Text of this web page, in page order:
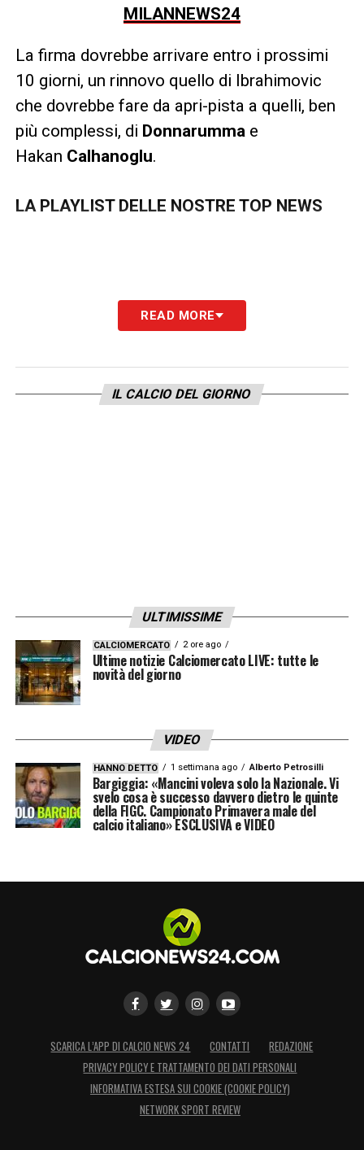
MILANNEWS24
La firma dovrebbe arrivare entro i prossimi
10 giorni, un rinnovo quello di Ibrahimovic
che dovrebbe fare da apri-pista a quelli, ben
più complessi, di Donnarummae
Hakan Calhanoglu.
LA PLAYLIST DELLE NOSTRE TOP NEWS
READ MORE
IL CALCIO DEL GIORNO
ULTIMISSIME
CALCIOMERCATO 2 ore ago
Ultime notizie Calciomercato LIVE: tutte le
novità del giorno
VIDEO
HANNO DETTO 1 settimana ago Alberto Petrosilli
Bargiggia: «Mancini voleva solo la Nazionale. Vi
svelo cosa è successo davvero dietro le quinte
della FIGC. Campionato Primavera male del
calcio italiano» ESCLUSIVA e VIDEO
SCARICA L’APP DI CALCIO NEWS 24 CONTATTI
REDAZIONE
PRIVACY POLICY E TRATTAMENTO DEI DATI PERSONALI
INFORMATIVA ESTESA SUI COOKIE (COOKIE POLICY)
NETWORK SPORT REVIEW